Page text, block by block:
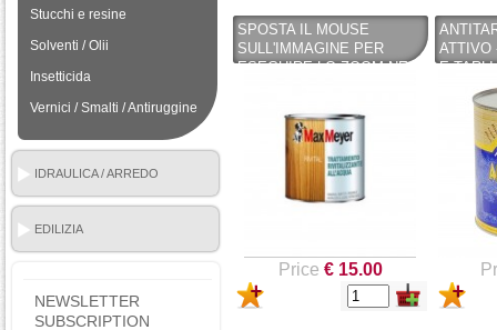
Stucchi e resine
Solventi / Olii
Insetticida
Vernici / Smalti / Antiruggine
IDRAULICA / ARREDO
BAGNO
EDILIZIA
NEWSLETTER
SUBSCRIPTION
SPOSTA IL MOUSE
SULL'IMMAGINE PER
ESEGUIRE LO ZOOM NE
DETTAGLI SU
TRATTAMENTO
RIVITALIZZANTE
ALL'ACQUA PER LEGNO
DA 0,750 LT MAX MEYER
Price € 15.00
ATTIVO
E